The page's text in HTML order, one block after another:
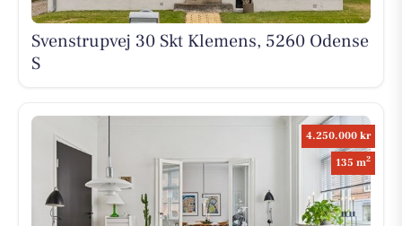
Svenstrupvej 30 Skt Klemens, 5260 Odense
S
4.250.000 kr
135 m2